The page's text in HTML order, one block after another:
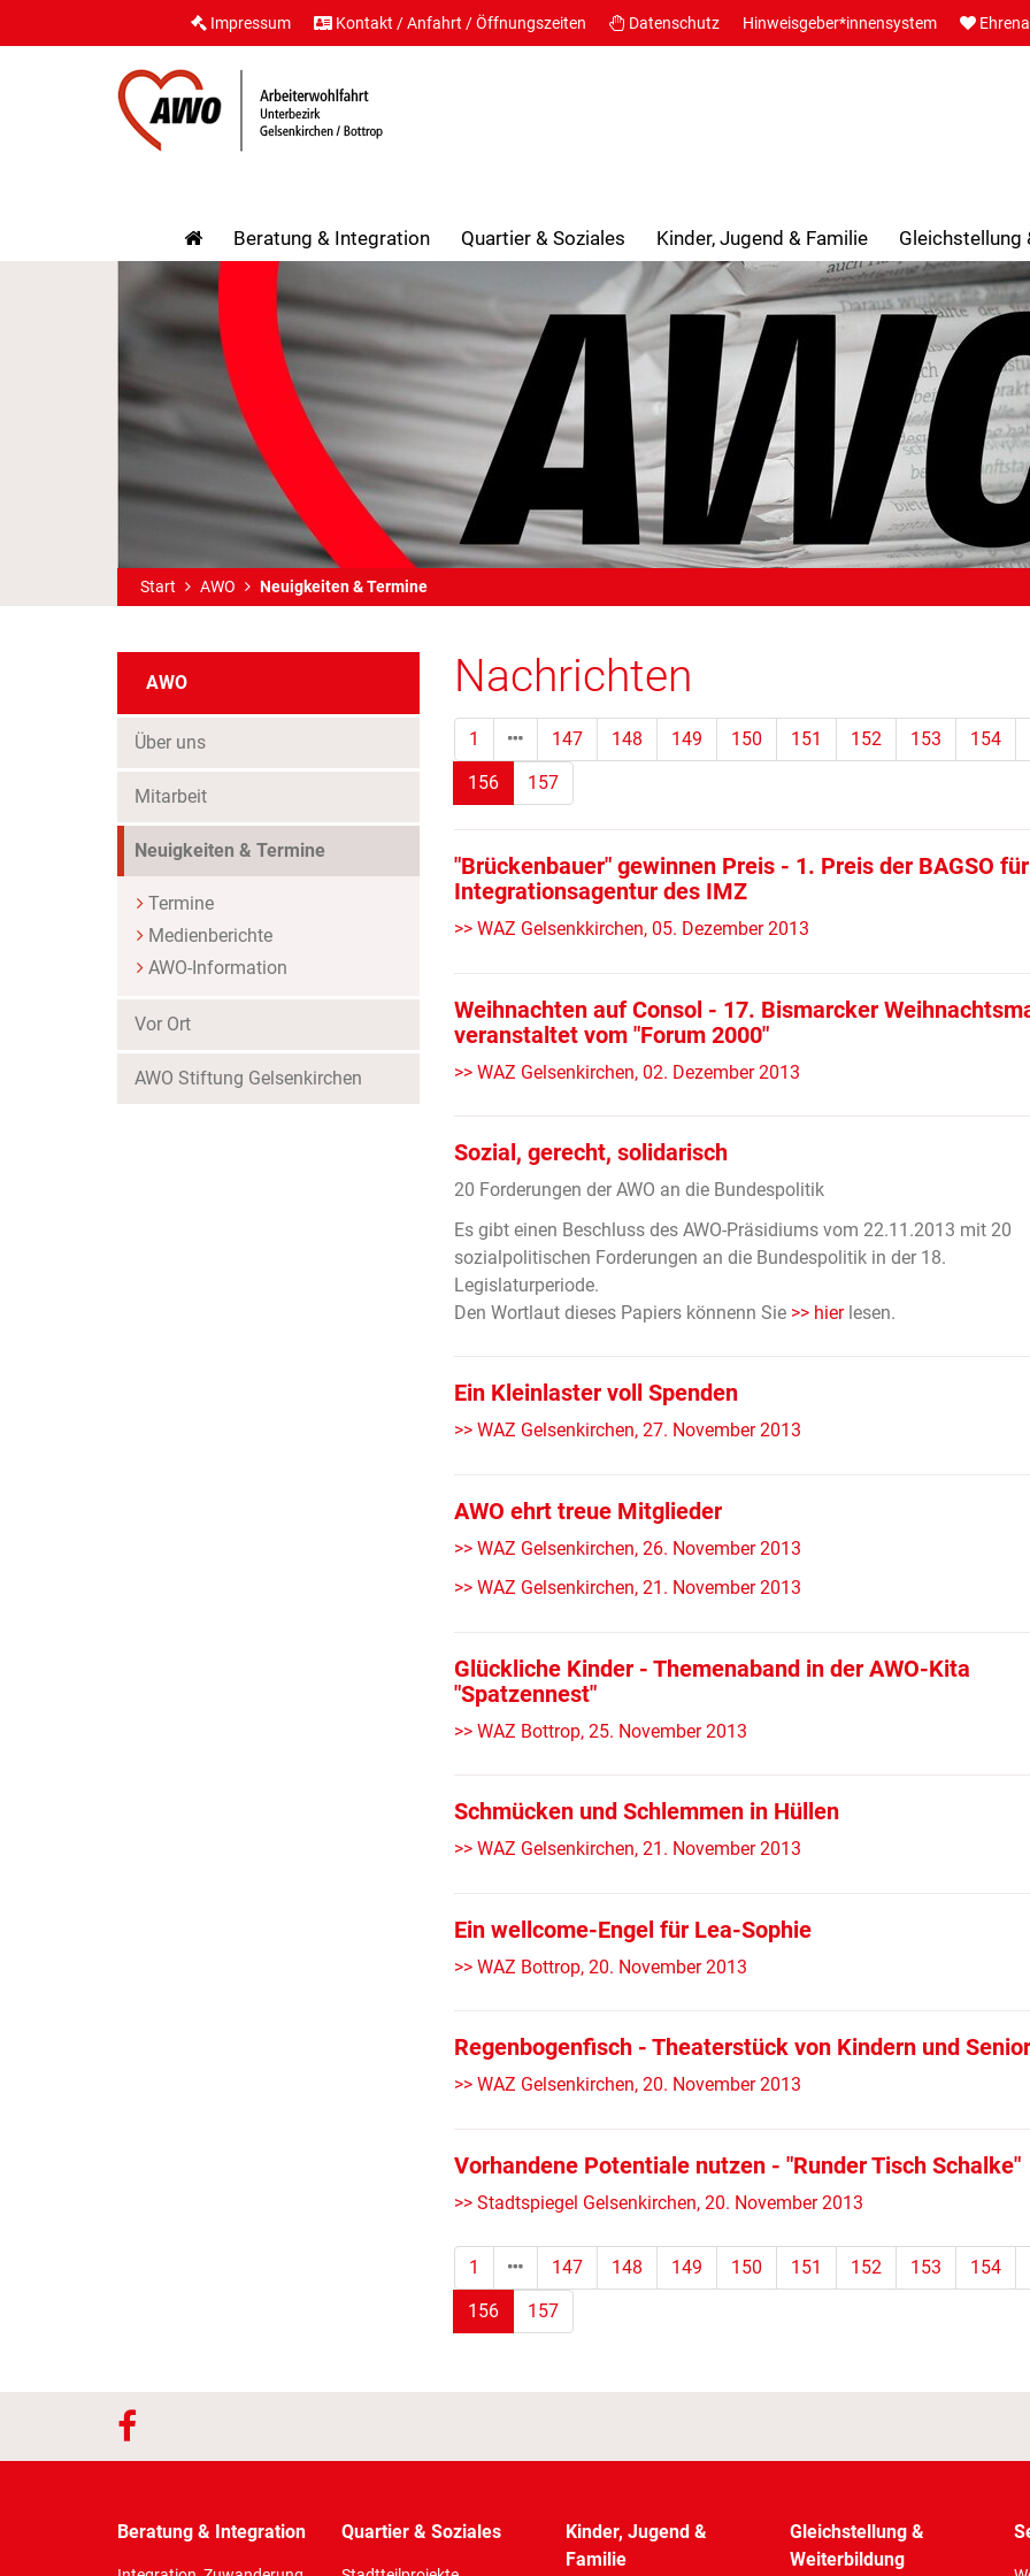
Impressum Kontakt / Anfahrt / Öffnungszeiten Datenschutz Hinweisgeber*innensystem
Beratung & Integration Quartier & Soziales Kinder, Jugend & Familie Gleichstellung
Start AWO Neuigkeiten & Termine
AWO
Über uns
Mitarbeit
Neuigkeiten & Termine
Termine
Medienberichte
AWO-Information
Vor Ort
AWO Stiftung Gelsenkirchen
Nachrichten
1 147 148 149 150 151 152 153 154
156(Standort)
157
"Brückenbauer" gewinnen Preis - 1. Preis der BAGSO für
Integrationsagentur des IMZ
>> WAZ Gelsenkkirchen, 05. Dezember 2013
Weihnachten auf Consol - 17. Bismarcker
veranstaltet vom "Forum 2000"
>> WAZ Gelsenkirchen, 02. Dezember 2013
Sozial, gerecht, solidarisch
20 Forderungen der AWO an die Bundespolitik
Es gibt einen Beschluss des AWO-Präsidiums vom 22.11.2013 mit 20
sozialpolitischen Forderungen an die Bundespolitik in der 18.
Legislaturperiode.
Den Wortlaut dieses Papiers könnenn Sie>> hierlesen.
Ein Kleinlaster voll Spenden
>> WAZ Gelsenkirchen, 27. November 2013
AWO ehrt treue Mitglieder
>> WAZ Gelsenkirchen, 26. November 2013
>> WAZ Gelsenkirchen, 21. November 2013
Glückliche Kinder - Themenaband in der AWO-Kita
"Spatzennest"
>> WAZ Bottrop, 25. November 2013
Schmücken und Schlemmen in Hüllen
>> WAZ Gelsenkirchen, 21. November 2013
Ein wellcome-Engel für Lea-Sophie
>> WAZ Bottrop, 20. November 2013
Regenbogenfisch - Theaterstück von Kindern und
>> WAZ Gelsenkirchen, 20. November 2013
Vorhandene Potentiale nutzen - "Runder Tisch Schalke"
>> Stadtspiegel Gelsenkirchen, 20. November 2013
1 147 148 149 150 151 152 153 154
156(Standort)
157
Beratung & Integration Quartier & Soziales
Kinder, Jugend &
Familie
Gleichstellung &
Weiterbildung